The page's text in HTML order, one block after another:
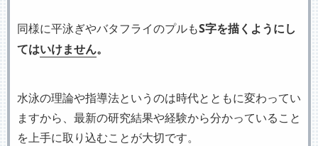
同様に平泳ぎやバタフライのプルもS字を描くようにし
てはいけません。
水泳の理論や指導法というのは時代とともに変わってい
ますから、最新の研究結果や経験から分かっていること
を上手に取り込むことが大切です。